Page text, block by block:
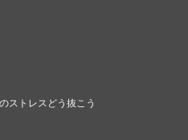
ストレスどう抜こう